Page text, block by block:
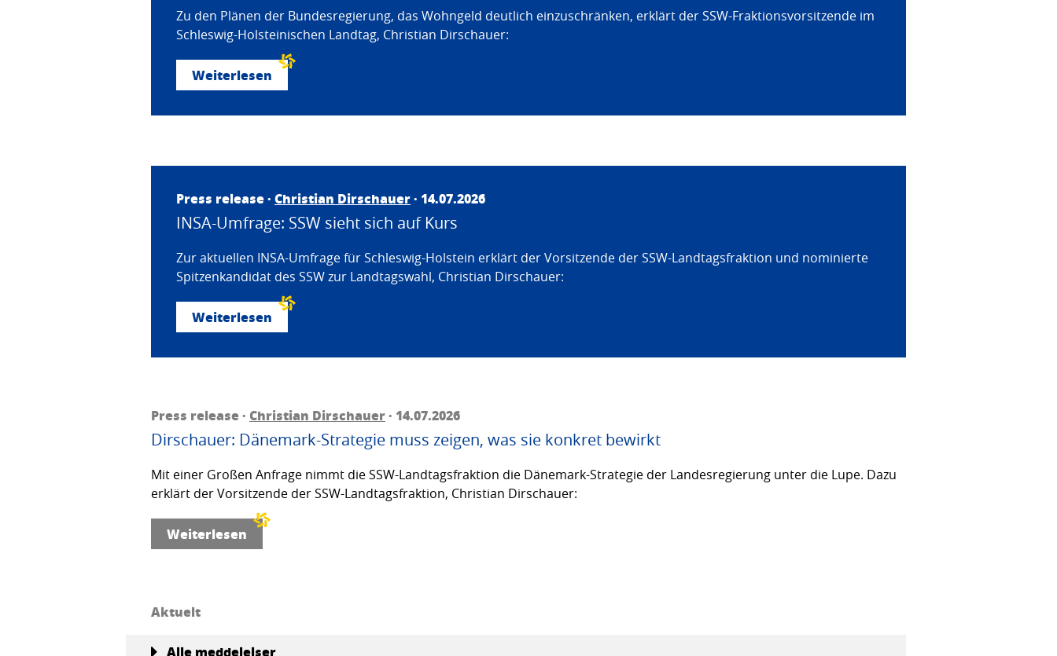
Zu den Plänen der Bundesregierung, das Wohngeld deutlich einzuschränken, erklärt der SSW-Fraktionsvorsitzende im
Schleswig-Holsteinischen Landtag, Christian Dirschauer:
Weiterlesen
Press release · Christian Dirschauer· 14.07.2026
INSA-Umfrage: SSW sieht sich auf Kurs
Zur aktuellen INSA-Umfrage für Schleswig-Holstein erklärt der Vorsitzende der SSW-Landtagsfraktion und nominierte
Spitzenkandidat des SSW zur Landtagswahl, Christian Dirschauer:
Weiterlesen
Press release · Christian Dirschauer· 14.07.2026
Dirschauer: Dänemark-Strategie muss zeigen, was sie konkret bewirkt
Mit einer Großen Anfrage nimmt die SSW-Landtagsfraktion die Dänemark-Strategie der Landesregierung unter die Lupe. Dazu
erklärt der Vorsitzende der SSW-Landtagsfraktion, Christian Dirschauer:
Weiterlesen
Aktuelt
Alle meddelelser